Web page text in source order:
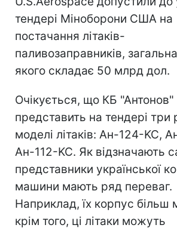
тендері Міноборони США на
постачання літаків-
паливозаправників,
якого складає 50 млрд дол.
Очікується, що КБ "Антонов"
представить на тендері три
моделі літаків: Ан-124-KC,
Ан-112-KC. Як відзначають
представники української
машини мають ряд переваг.
Наприклад, їх корпус більш
крім того, ці літаки можуть